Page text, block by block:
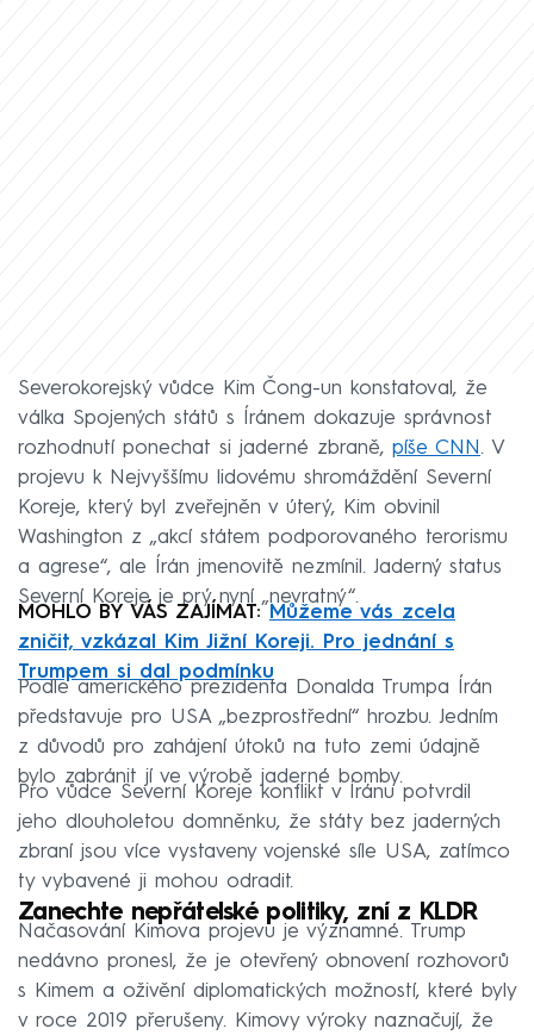
Severokorejský vůdce Kim Čong-un konstatoval, že
válka Spojených států s Íránem dokazuje správnost
rozhodnutí ponechat si jaderné zbraně, píše CNN. V
projevu k Nejvyššímu lidovému shromáždění Severní
Koreje, který byl zveřejněn v úterý, Kim obvinil
Washington z „akcí státem podporovaného terorismu
a agrese“, ale Írán jmenovitě nezmínil. Jaderný status
Severní Koreje je prý nyní „nevratný“.
MOHLO BY VÁS ZAJÍMAT: Můžeme vás zcela
zničit, vzkázal Kim Jižní Koreji. Pro jednání s
Trumpem si dal podmínku
Podle amerického prezidenta Donalda Trumpa Írán
představuje pro USA „bezprostřední“ hrozbu. Jedním
z důvodů pro zahájení útoků na tuto zemi údajně
bylo zabránit jí ve výrobě jaderné bomby.
Pro vůdce Severní Koreje konflikt v Íránu potvrdil
jeho dlouholetou domněnku, že státy bez jaderných
zbraní jsou více vystaveny vojenské síle USA, zatímco
ty vybavené ji mohou odradit.
Zanechte nepřátelské politiky, zní z KLDR
Načasování Kimova projevu je významné. Trump
nedávno pronesl, že je otevřený obnovení rozhovorů
s Kimem a oživění diplomatických možností, které byly
v roce 2019 přerušeny. Kimovy výroky naznačují, že